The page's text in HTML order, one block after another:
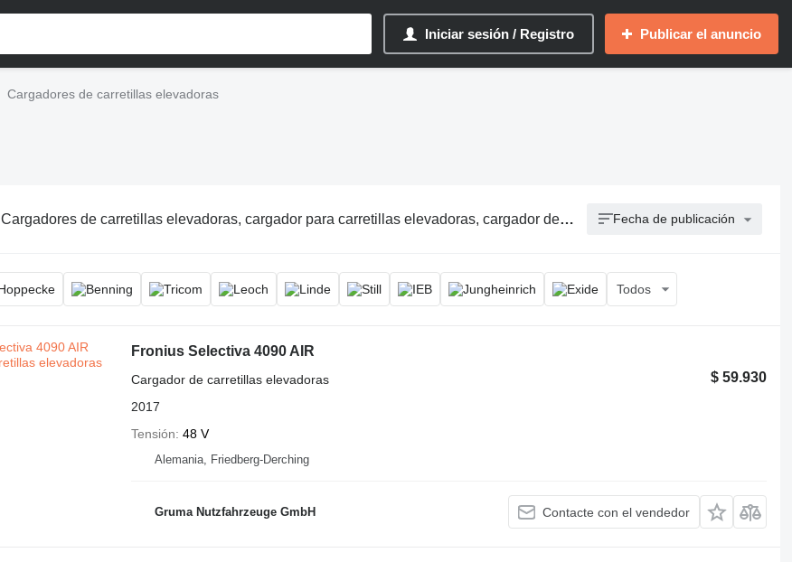
Iniciar sesión / Registro Publicar el anuncio
Cargadores de carretillas elevadoras
Cargadores de carretillas elevadoras, cargador para carretillas elevadoras, cargador de baterías para carretillas elevadoras, cargador de baterías de montacargas Fecha de publicación
Todos
Fronius Selectiva 4090 AIR
$ 59.930
Cargador de carretillas elevadoras
2017
Tensión 48 V
Alemania, Friedberg-Derching
Gruma Nutzfahrzeuge GmbH Contacte con el vendedor